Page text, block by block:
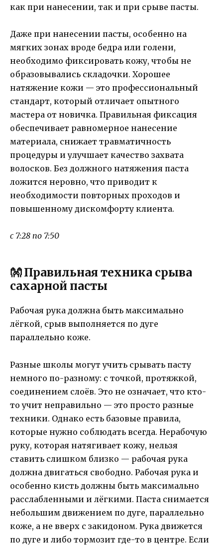
как при нанесении, так и при срыве пасты.
Даже при нанесении пасты, особенно на
мягких зонах вроде бедра или голени,
необходимо фиксировать кожу, чтобы не
образовывались складочки. Хорошее
натяжение кожи — это профессиональный
стандарт, который отличает опытного
мастера от новичка. Правильная фиксация
обеспечивает равномерное нанесение
материала, снижает травматичность
процедуры и улучшает качество захвата
волосков. Без должного натяжения паста
ложится неровно, что приводит к
необходимости повторных проходов и
повышенному дискомфорту клиента.
с 7:28 по 7:50
👐 Правильная техника срыва
сахарной пасты
Рабочая рука должна быть максимально
лёгкой, срыв выполняется по дуге
параллельно коже.
Разные школы могут учить срывать пасту
немного по-разному: с точкой, протяжкой,
соединением слоёв. Это не означает, что кто-
то учит неправильно — это просто разные
техники. Однако есть базовые правила,
которые нужно соблюдать всегда. Нерабочую
руку, которая натягивает кожу, нельзя
ставить слишком близко — рабочая рука
должна двигаться свободно. Рабочая рука и
особенно кисть должны быть максимально
расслабленными и лёгкими. Паста снимается
небольшим движением по дуге, параллельно
коже, а не вверх с закидоном. Рука движется
по дуге и либо тормозит где-то в центре. Если